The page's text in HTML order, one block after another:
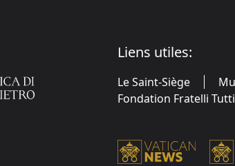
Liens utiles:
Le Saint-Siège
Fondation Fratelli Tutti